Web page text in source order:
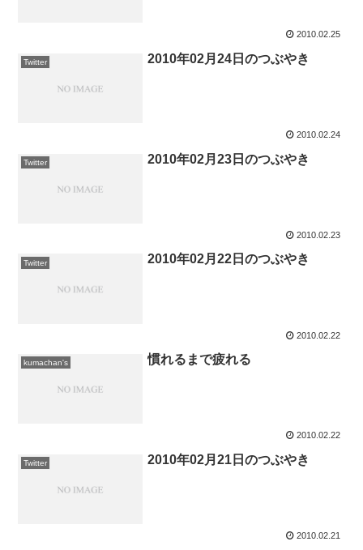
2010.02.25
Twitter 2010年02月24日のつぶやき
2010.02.24
Twitter 2010年02月23日のつぶやき
2010.02.23
Twitter 2010年02月22日のつぶやき
2010.02.22
kumachan's 慣れるまで疲れる
2010.02.22
Twitter 2010年02月21日のつぶやき
2010.02.21